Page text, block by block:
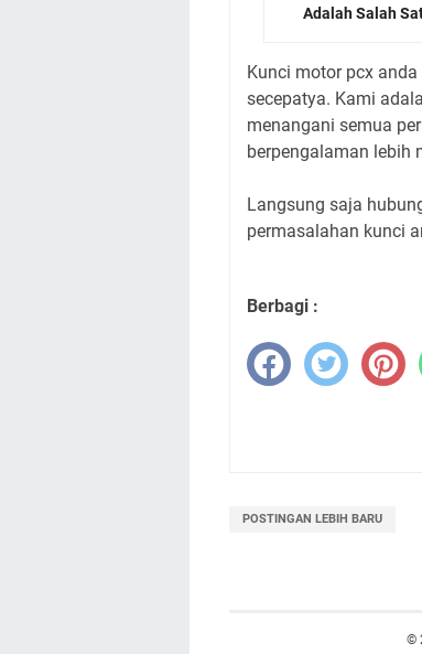
Adalah Salah
Kunci motor pcx
secepatya. Kami
menangani semua
berpengalaman lebih
Langsung saja
permasalahan kunci
Berbagi :
POSTINGAN LEBIH BARU
©